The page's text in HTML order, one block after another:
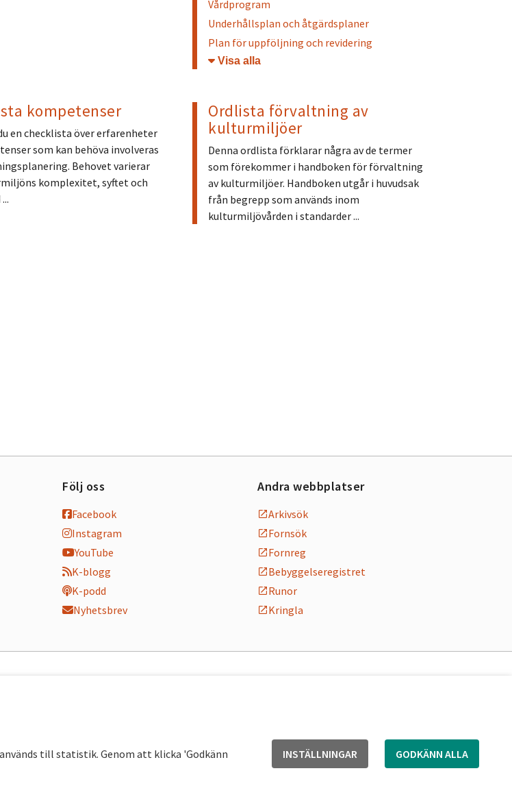
Vårdprogram
Underhållsplan och åtgärdsplaner
Plan för uppföljning och revidering
Öppna/stäng
kompetenser
en checklista över erfarenheter
som kan behöva involveras
Behovet varierar
komplexitet, syftet och
Ordlista förvaltning av
kulturmiljöer
Denna ordlista förklarar några av de termer
som förekommer i handboken för förvaltning
av kulturmiljöer. Handboken utgår i huvudsak
från begrepp som används inom
kulturmiljövården i standarder ...
Följ oss
Facebook
Instagram
YouTube
K-blogg
K-podd
Nyhetsbrev
Andra webbplatser
Arkivsök
Fornsök
Fornreg
Bebyggelseregistret
Runor
Kringla
till statistik. Genom att klicka 'Godkänn
INSTÄLLNINGAR GODKÄNN ALLA